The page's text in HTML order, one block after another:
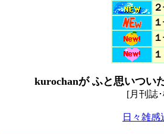
kurochanが ふと思いつ
[月刊誌
日々雑感